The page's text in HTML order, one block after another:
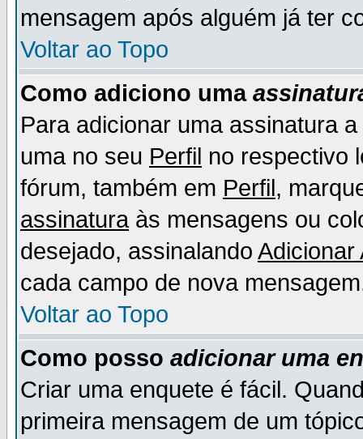
mensagem após alguém já ter
Voltar ao Topo
Como adiciono uma
Para adicionar uma assinatura
uma no seu Perfil no respectivo
fórum, também em Perfil,
assinaturaàs mensagens ou
desejado, assinalando Adicionar
cada campo de nova
Voltar ao Topo
Como posso adicionar uma
Criar uma enquete é fácil.
primeira mensagem de um